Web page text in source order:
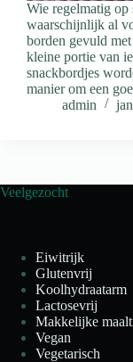
Wie regelmatig
waarschijnlijk al
borden gevuld
kleine portie van
snackbordjes
manier om een
admin
Veelgezocht
Eiwitrijk
Glutenvrij
Koolhydraatarm
Lactosevrij
Makkelijke
Vegan
Vegetarisch